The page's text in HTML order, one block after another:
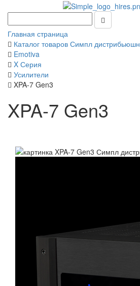
Главная страница
Каталог товаров Симпл дистрибьюшн
Emotiva
X Серия
Усилители
XPA-7 Gen3
XPA-7 Gen3